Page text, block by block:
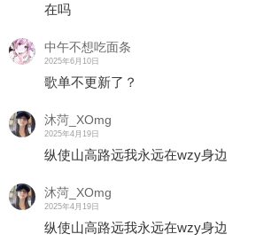
在吗
中午不想吃面条
2025年6月10日
歌单不更新了？
沐菏_XOmg
2025年4月19日
纵使山高路远我永远在wzy身边
沐菏_XOmg
2025年4月19日
纵使山高路远我永远在wzy身边